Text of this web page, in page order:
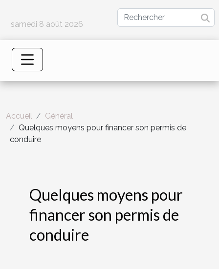
samedi 8 août 2026
Accueil
Général
Quelques moyens pour financer son permis de
conduire
Quelques moyens pour
financer son permis de
conduire